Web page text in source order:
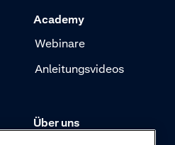
Academy
Webinare
Anleitungsvideos
Über uns